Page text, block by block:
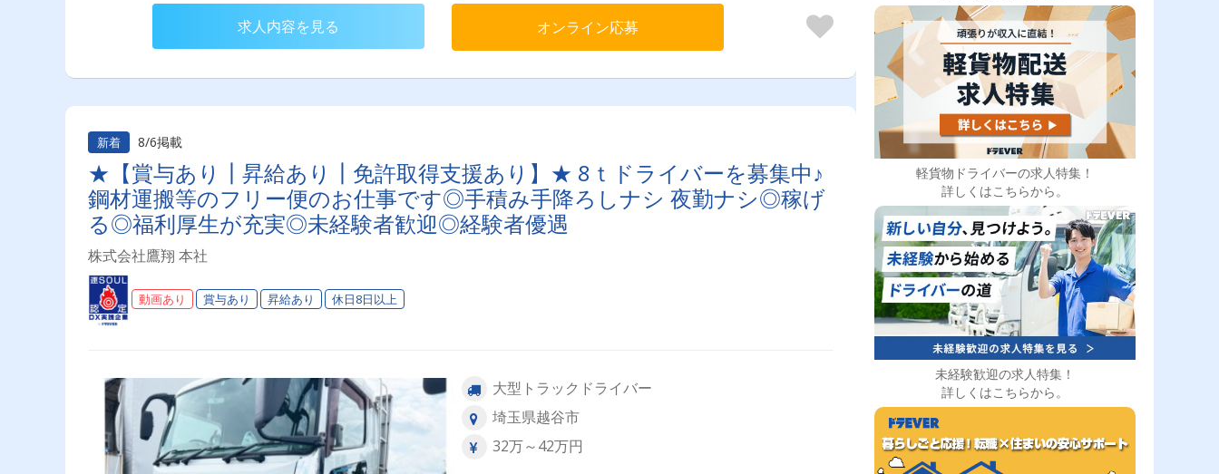
求人内容を見る オンライン応募
新着 8/6掲載
★【賞与あり┃昇給あり┃免許取得支援あり】★ 8ｔドライバーを募集中♪
鋼材運搬等のフリー便のお仕事です◎手積み手降ろしナシ 夜勤ナシ◎稼げ
る◎福利厚生が充実◎未経験者歓迎◎経験者優遇
株式会社鷹翔 本社
動画あり 賞与あり 昇給あり 休日8日以上
大型トラックドライバー
埼玉県越谷市
32万～42万円
軽貨物ドライバーの求人特集！
詳しくはこちらから。
未経験歓迎の求人特集！
詳しくはこちらから。